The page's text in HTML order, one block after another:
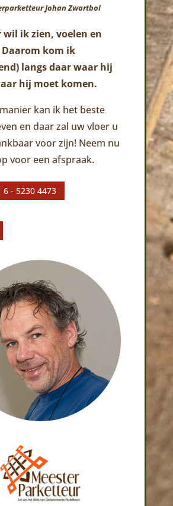
Johan Zwartbol
wil ik zien, voelen en
Daarom kom ik
langs daar waar hij
hij moet komen.
kan ik het beste
en daar zal uw vloer u
voor zijn! Neem nu
voor een afspraak.
6 - 5230 4473